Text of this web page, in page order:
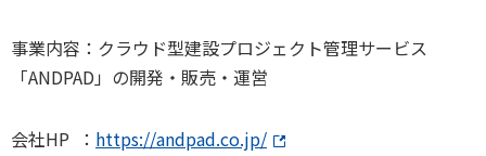
事業内容：クラウド型建設プロジェクト管理サービス
「ANDPAD」の開発・販売・運営
会社HP ： https://andpad.co.jp/